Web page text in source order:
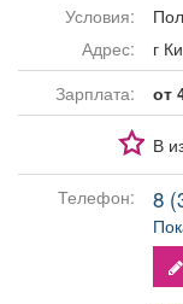
Условия:
Адрес:
г
Зарплата:
от
В
Телефон: 8